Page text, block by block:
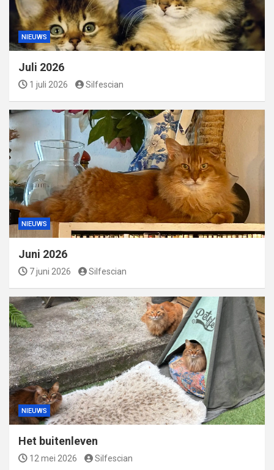
NIEUWS
Juli 2026
1 juli 2026 Silfescian
NIEUWS
Juni 2026
7 juni 2026 Silfescian
NIEUWS
Het buitenleven
12 mei 2026 Silfescian